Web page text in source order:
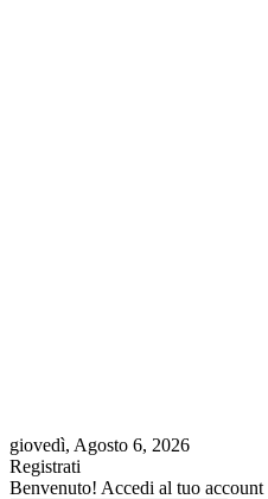
giovedì, Agosto 6, 2026
Registrati
Benvenuto! Accedi al tuo account